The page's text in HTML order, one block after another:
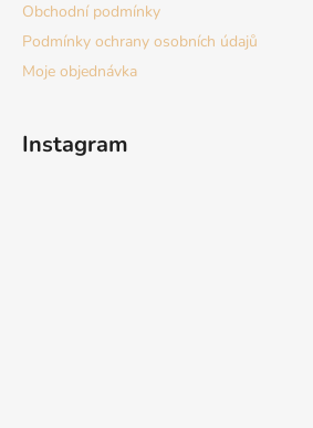
Obchodní podmínky
Podmínky ochrany osobních údajů
Moje objednávka
Instagram